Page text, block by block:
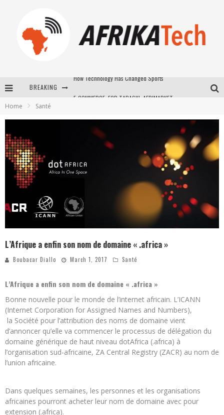
BREAKING
How Technology Has Changed Sports
Home Santé
L’Afrique a enfin son nom de domaine « .africa »
Boubacar Diallo March 1, 2017 Santé
L’Afrique a enfin son nom de domaine « .africa »
Bonne nouvelle pour le monde de l’internet africain. L’ICANN
(Internet Corporation for Assigned Names and Numbers),
la Société pour l’attribution des noms de domaine vient
d’annoncer qu’elle va commencer le processus de délégation du
domaine générique de haut niveau dotAfrica (.africa) à
l’organisation sud-africaine, ZA Central Registry (ZACR) au nom de
l’union africaine.
Dans quelques semaines, les personnes et les organisations
africaines pourront acheter leur nom de domaine avec pour
extension (.africa).